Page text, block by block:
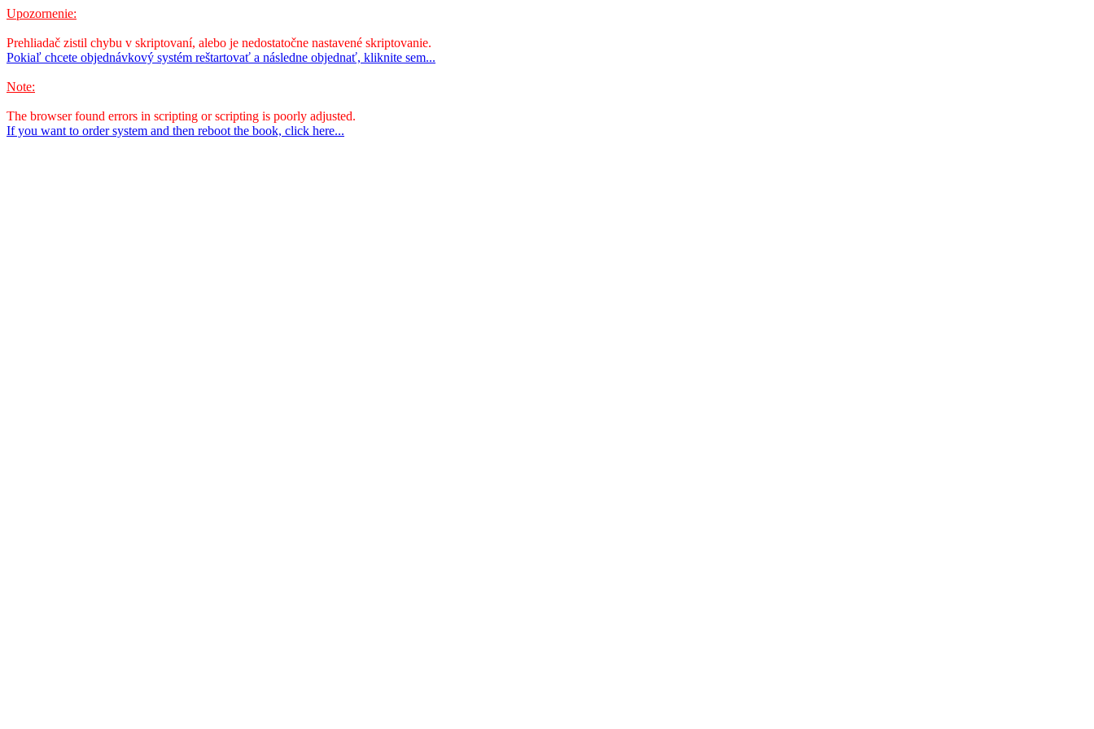
Upozornenie:
Prehliadač zistil chybu v skriptovaní, alebo je nedostatočne nastavené skriptovanie.
Pokiaľ chcete objednávkový systém reštartovať a následne objednať, kliknite sem...
Note:
The browser found errors in scripting or scripting is poorly adjusted.
If you want to order system and then reboot the book, click here...